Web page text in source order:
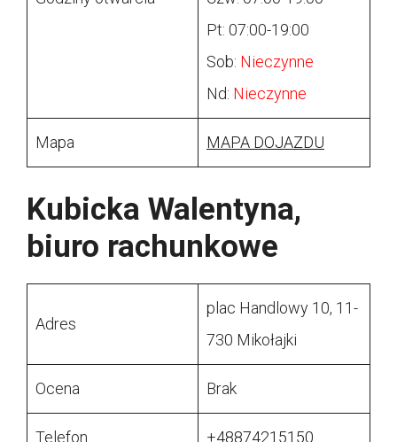
Pt: 07:00-19:00
Sob: Nieczynne
Nd: Nieczynne
Mapa MAPA DOJAZDU
Kubicka Walentyna,
biuro rachunkowe
Adres
plac Handlowy 10, 11-
730 Mikołajki
Ocena Brak
Telefon +48874215150